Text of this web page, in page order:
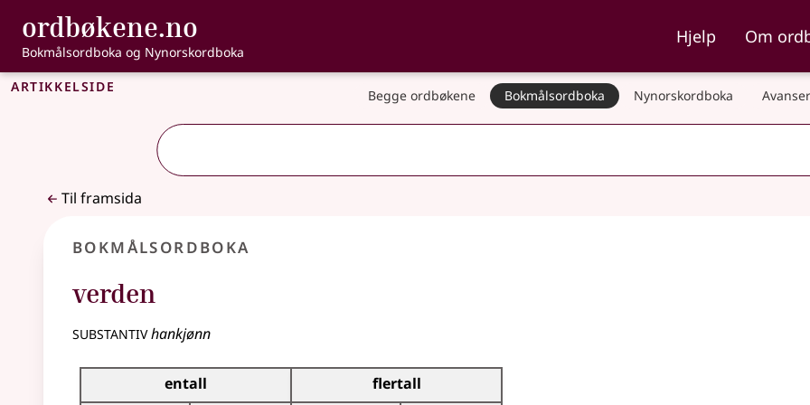
Gå til hovudinnhald
Tilgjenge
ordbøkene.no , Bokmålsordboka og Nynorskordboka
Bokmålsordboka og Nynorskordboka
Hjelp Om
Artikkelside Begge ordbøkene Bokmålsordboka Nynorskordboka
Til framsida
Bokmålsordboka
verden
substantivhankjønn
Bøyingstabell for dette substantivet
entall
flertall